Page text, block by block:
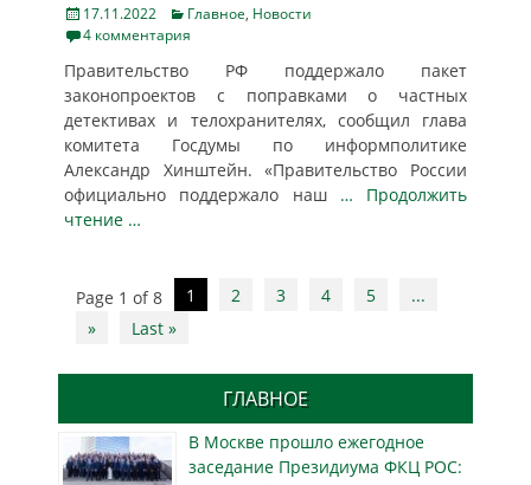
Posted
on
17.11.2022 Categories
Главное, Новости
4 комментария
Правительство РФ поддержало пакет
законопроектов с поправками о частных
детективах и телохранителях, сообщил глава
комитета Госдумы по информполитике
Александр Хинштейн. «Правительство России
официально поддержало наш … Продолжить
чтение …
Post
navigation
Page 1 of 8 1 2 3 4 5
...
»
Last »
ГЛАВНОЕ
В Москве прошло ежегодное
заседание Президиума ФКЦ РОС: